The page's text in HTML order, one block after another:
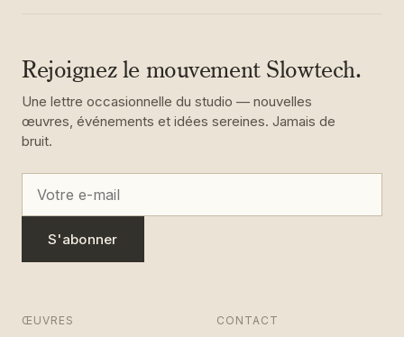
Rejoignez le mouvement Slowtech.
Une lettre occasionnelle du studio — nouvelles
œuvres, événements et idées sereines. Jamais de
bruit.
S'abonner
ŒUVRES CONTACT